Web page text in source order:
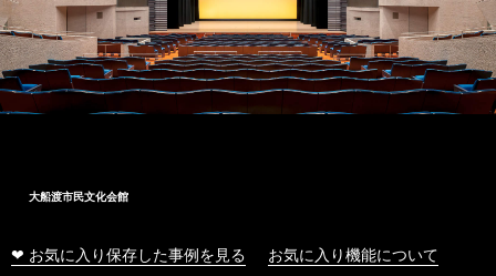
大船渡市民文化会館
❤ お気に入り保存した事例を見る お気に入り機能について